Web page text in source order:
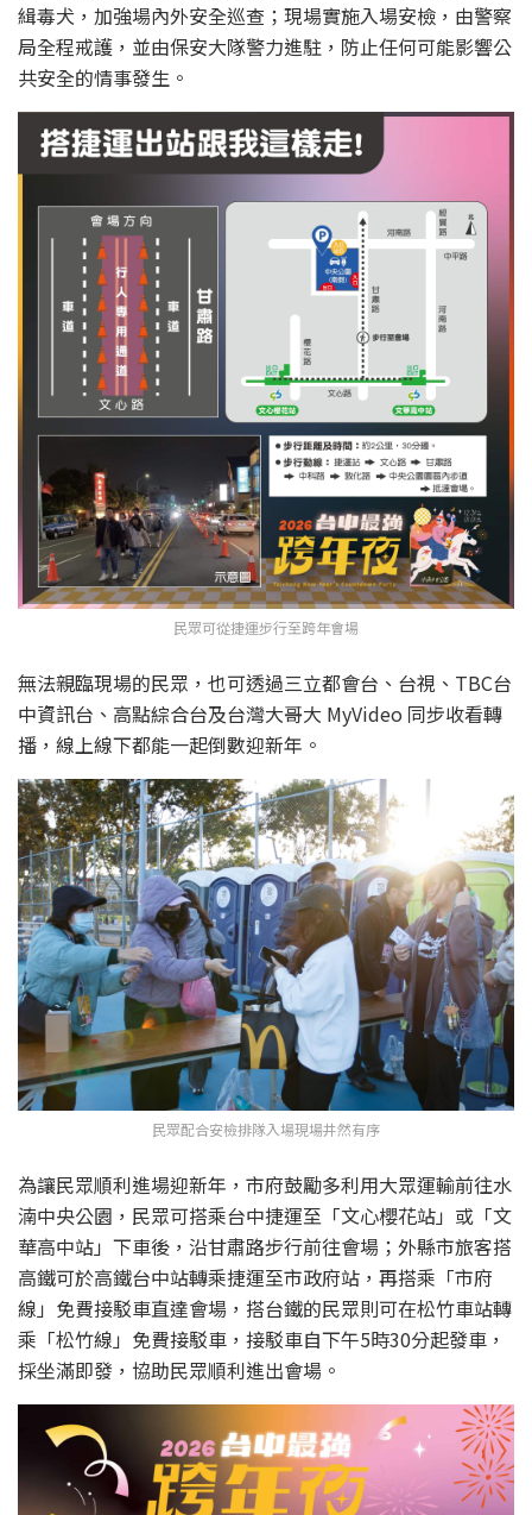
緝毒犬，加強場內外安全巡查；現場實施入場安檢，由警察
局全程戒護，並由保安大隊警力進駐，防止任何可能影響公
共安全的情事發生。
民眾可從捷運步行至跨年會場
無法親臨現場的民眾，也可透過三立都會台、台視、TBC台
中資訊台、高點綜合台及台灣大哥大 MyVideo 同步收看轉
播，線上線下都能一起倒數迎新年。
民眾配合安檢排隊入場現場井然有序
為讓民眾順利進場迎新年，市府鼓勵多利用大眾運輸前往水
湳中央公園，民眾可搭乘台中捷運至「文心櫻花站」或「文
華高中站」下車後，沿甘肅路步行前往會場；外縣市旅客搭
高鐵可於高鐵台中站轉乘捷運至市政府站，再搭乘「市府
線」免費接駁車直達會場，搭台鐵的民眾則可在松竹車站轉
乘「松竹線」免費接駁車，接駁車自下午5時30分起發車，
採坐滿即發，協助民眾順利進出會場。